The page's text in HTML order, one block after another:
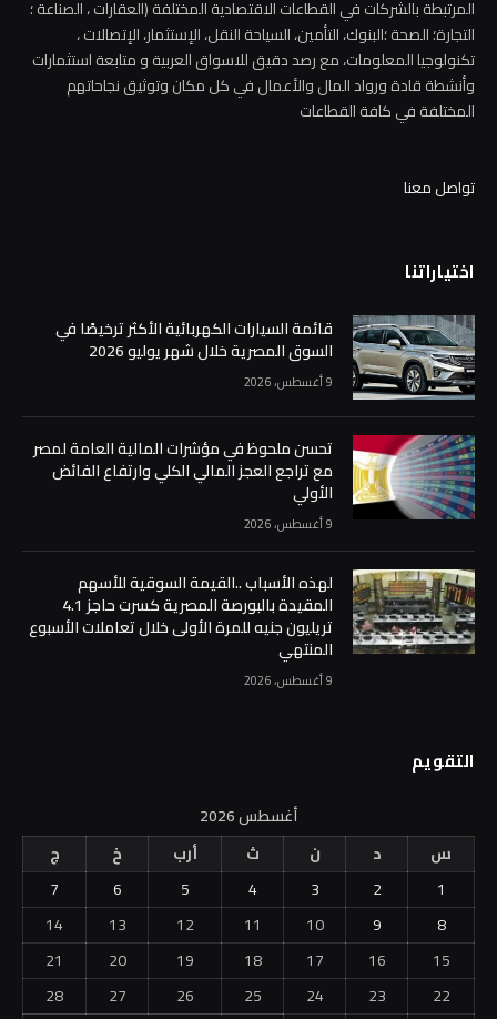
المرتبطة بالشركات في القطاعات الاقتصادية المختلفة (العقارات ، الصناعة ؛
التجارة؛ الصحة ؛البنوك، التأمين، السياحة النقل، الإستثمار، الإتصالات ،
تكنولوجيا المعلومات، مع رصد دقيق للاسواق العربية و متابعة استثمارات
وأنشطة قادة ورواد المال والأعمال في كل مكان وتوثيق نجاحاتهم
المختلفة في كافة القطاعات
تواصل معنا
اختياراتنا
قائمة السيارات الكهربائية الأكثر ترخيصًا في
السوق المصرية خلال شهر يوليو 2026
9 أغسطس، 2026
تحسن ملحوظ في مؤشرات المالية العامة لمصر
مع تراجع العجز المالي الكلي وارتفاع الفائض
الأولي
9 أغسطس، 2026
لهذه الأسباب ..القيمة السوقية للأسهم
المقيدة بالبورصة المصرية كسرت حاجز 4.1
تريليون جنيه للمرة الأولى خلال تعاملات الأسبوع
المنتهي
9 أغسطس، 2026
التقويم
أغسطس 2026
س
د ن ث أرب خ
ج
1
2
3
4
5
6
7
8
9
10
11
12
13
14
15
16
17
18
19
20
21
22
23
24
25
26
27
28